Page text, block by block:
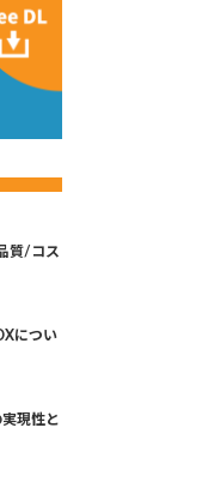
質/コス
につい
現性と